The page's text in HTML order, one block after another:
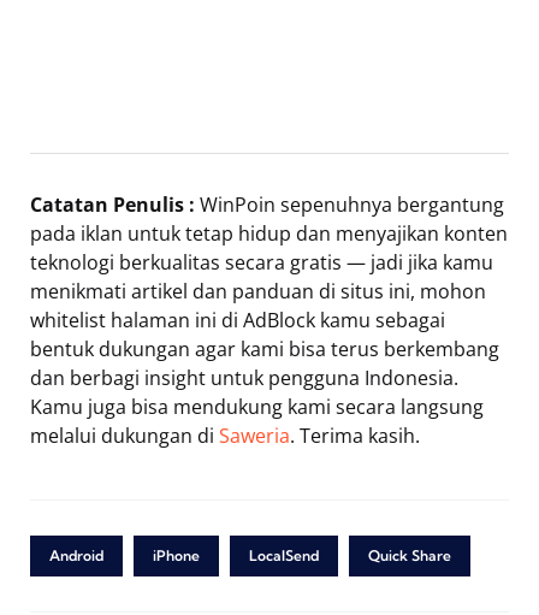
Catatan Penulis : WinPoin sepenuhnya bergantung
pada iklan untuk tetap hidup dan menyajikan konten
teknologi berkualitas secara gratis — jadi jika kamu
menikmati artikel dan panduan di situs ini, mohon
whitelist halaman ini di AdBlock kamu sebagai
bentuk dukungan agar kami bisa terus berkembang
dan berbagi insight untuk pengguna Indonesia.
Kamu juga bisa mendukung kami secara langsung
melalui dukungan di Saweria. Terima kasih.
Android iPhone LocalSend Quick Share